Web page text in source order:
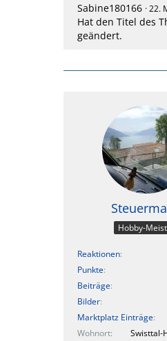
Sabine180166 22.
Hat den Titel des
geändert.
Hobby-
Reaktionen
Punkte
Beiträge
Bilder
Marktplatz Einträge
Wohnort
Swisttal-